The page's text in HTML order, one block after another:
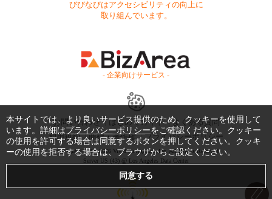
びびなびはアクセシビリティの向上に
取り組んでいます。
- 企業向けサービス -
お問い合わせ はじめてガイド
よくある質問
利用規約
商標・著作権 プライバシーポリシー
Copyright © 1999-2026 Vivid Navigation, Inc. All Rights Reserved.
Server US (43) @ Los Angeles Data Center
本サイトでは、より良いサービス提供のため、クッキーを使用して
います。詳細はプライバシーポリシーをご確認ください。クッキー
の使用を許可する場合は同意するボタンを押してください。クッキ
ーの使用を拒否する場合は、ブラウザからご設定ください。